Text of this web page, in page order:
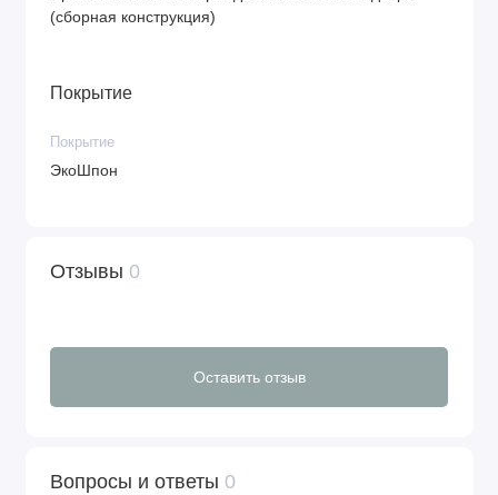
(сборная конструкция)
Покрытие
Покрытие
ЭкоШпон
Отзывы 0
Оставить отзыв
Вопросы и ответы 0